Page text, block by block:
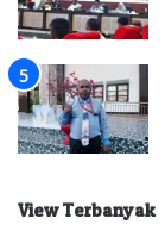
View Terbanyak